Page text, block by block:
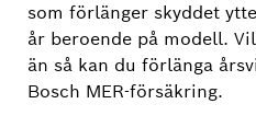
som förlänger skyddet
år beroende på modell.
än så kan du förlänga
Bosch MER-försäkring.